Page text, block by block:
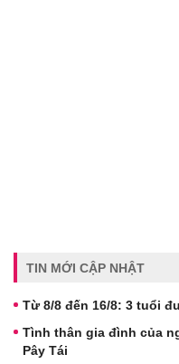
TIN MỚI CẬP NHẬT
Từ 8/8 đến 16/8: 3 tuổi
Tình thân gia đình của
Pây Tái